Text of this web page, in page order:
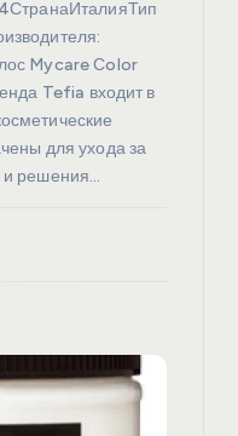
Mycare Сolor
Tefia входит в
для ухода за
и решения…